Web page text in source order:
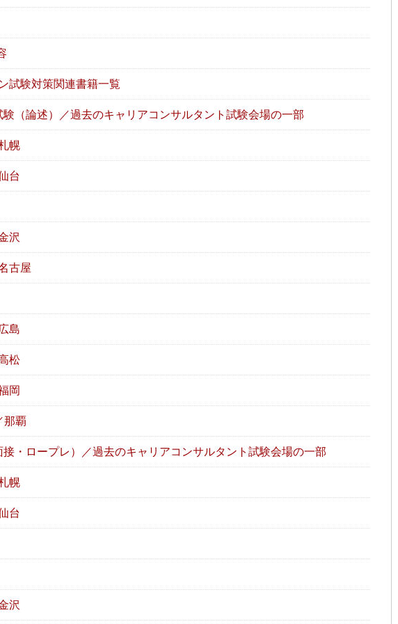
試験対策関連書籍一覧
験（論述）／過去のキャリアコンサルタント試験会場の一部
幌
台
沢
古屋
島
松
岡
那覇
接・ロープレ）／過去のキャリアコンサルタント試験会場の一部
幌
台
沢